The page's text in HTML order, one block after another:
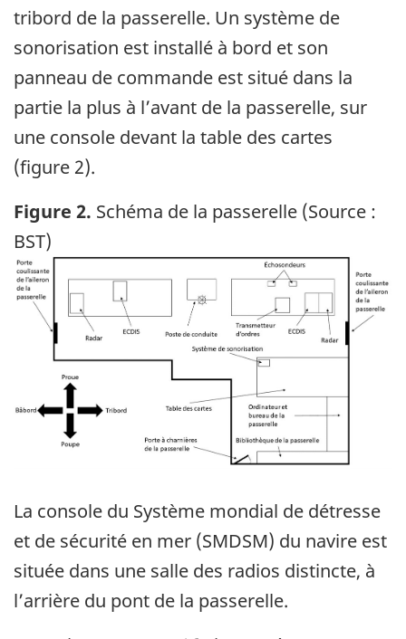
tribord de la passerelle. Un système de
sonorisation est installé à bord et son
panneau de commande est situé dans la
partie la plus à l’avant de la passerelle, sur
une console devant la table des cartes
(figure 2).
Figure 2. Schéma de la passerelle (Source :
BST)
Image
La console du Système mondial de détresse
et de sécurité en mer (SMDSM) du navire est
située dans une salle des radios distincte, à
l’arrière du pont de la passerelle.